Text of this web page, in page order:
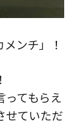
ンチ」！
ってもらえ
せていただ